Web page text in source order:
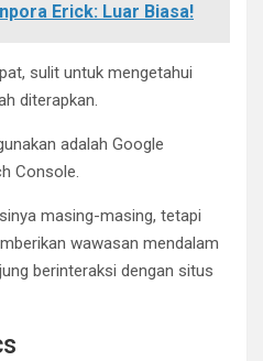
Erick: Luar Biasa!
sulit untuk mengetahui
diterapkan.
adalah Google
Console.
masing-masing, tetapi
wawasan mendalam
berinteraksi dengan situs